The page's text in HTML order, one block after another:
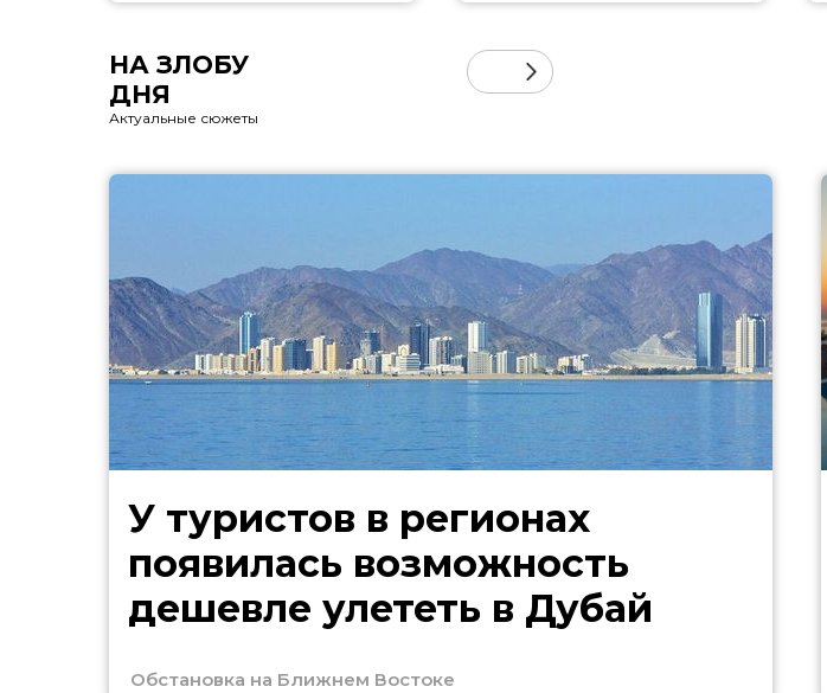
НА ЗЛОБУ
ДНЯ
Актуальные сюжеты
У туристов в регионах
появилась возможность
дешевле улететь в Дубай
Обстановка на Ближнем Востоке